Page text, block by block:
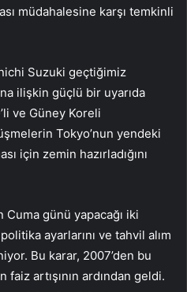
müdahalesine karşı temkinli
Suzuki geçtiğimiz
ilişkin güçlü bir uyarıda
ve Güney Koreli
Tokyo’nun yendeki
için zemin hazırladığını
Cuma günü yapacağı iki
ayarlarını ve tahvil alım
Bu karar, 2007’den bu
artışının ardından geldi.